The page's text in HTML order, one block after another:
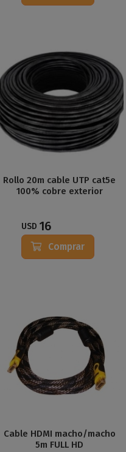
Rollo 20m cable UTP cat5e
100% cobre exterior
USD 16
Comprar
Cable HDMI macho/macho
5m FULL HD